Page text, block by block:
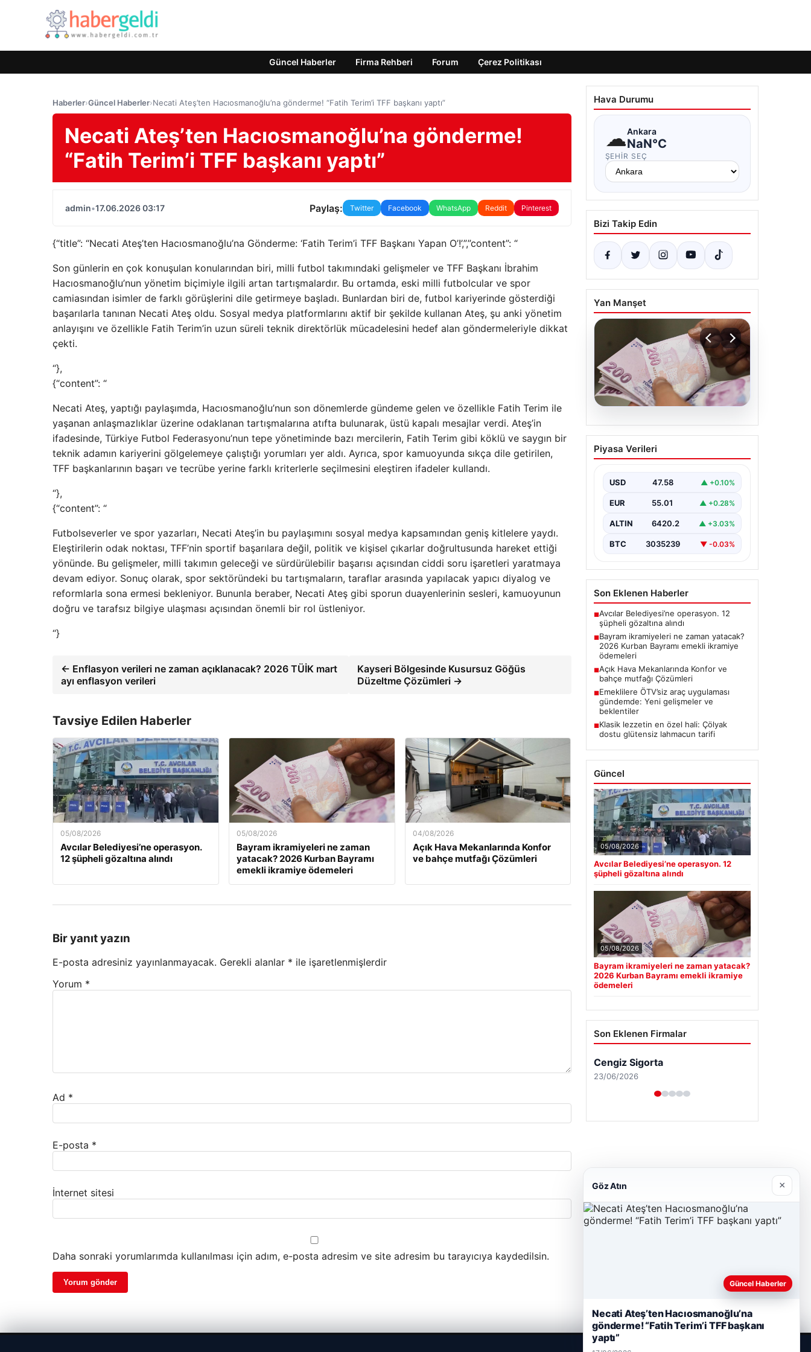
Güncel Haberler Firma Rehberi Forum Çerez Politikası
Haberler›Güncel Haberler›Necati Ateş’ten Hacıosmanoğlu’na gönderme! “Fatih Terim’i TFF başkanı yaptı”
Necati Ateş’ten Hacıosmanoğlu’na gönderme!
“Fatih Terim’i TFF başkanı yaptı”
admin•17.06.2026 03:17 Paylaş: Twitter Facebook WhatsApp Reddit Pinterest
{“title”: “Necati Ateş’ten Hacıosmanoğlu’na Gönderme: ‘Fatih Terim’i TFF Başkanı Yapan O’!’,”,”content”: “
Son günlerin en çok konuşulan konularından biri, milli futbol takımındaki gelişmeler ve TFF Başkanı İbrahim
Hacıosmanoğlu’nun yönetim biçimiyle ilgili artan tartışmalardır. Bu ortamda, eski milli futbolcular ve spor
camiasından isimler de farklı görüşlerini dile getirmeye başladı. Bunlardan biri de, futbol kariyerinde gösterdiği
başarılarla tanınan Necati Ateş oldu. Sosyal medya platformlarını aktif bir şekilde kullanan Ateş, şu anki yönetim
anlayışını ve özellikle Fatih Terim’in uzun süreli teknik direktörlük mücadelesini hedef alan göndermeleriyle dikkat
çekti.
“},
{“content”: “
Necati Ateş, yaptığı paylaşımda, Hacıosmanoğlu’nun son dönemlerde gündeme gelen ve özellikle Fatih Terim ile
yaşanan anlaşmazlıklar üzerine odaklanan tartışmalarına atıfta bulunarak, üstü kapalı mesajlar verdi. Ateş’in
ifadesinde, Türkiye Futbol Federasyonu’nun tepe yönetiminde bazı mercilerin, Fatih Terim gibi köklü ve saygın bir
teknik adamın kariyerini gölgelemeye çalıştığı yorumları yer aldı. Ayrıca, spor kamuoyunda sıkça dile getirilen,
TFF başkanlarının başarı ve tecrübe yerine farklı kriterlerle seçilmesini eleştiren ifadeler kullandı.
“},
{“content”: “
Futbolseverler ve spor yazarları, Necati Ateş’in bu paylaşımını sosyal medya kapsamından geniş kitlelere yaydı.
Eleştirilerin odak noktası, TFF’nin sportif başarılara değil, politik ve kişisel çıkarlar doğrultusunda hareket ettiği
yönünde. Bu gelişmeler, milli takımın geleceği ve sürdürülebilir başarısı açısından ciddi soru işaretleri yaratmaya
devam ediyor. Sonuç olarak, spor sektöründeki bu tartışmaların, taraflar arasında yapılacak yapıcı diyalog ve
reformlarla sona ermesi bekleniyor. Bununla beraber, Necati Ateş gibi sporun duayenlerinin sesleri, kamuoyunun
doğru ve tarafsız bilgiye ulaşması açısından önemli bir rol üstleniyor.
“}
← Enflasyon verileri ne zaman açıklanacak? 2026 TÜİK mart
ayı enflasyon verileri
Kayseri Bölgesinde Kusursuz Göğüs
Düzeltme Çözümleri →
Tavsiye Edilen Haberler
05/08/2026
Avcılar Belediyesi’ne operasyon.
12 şüpheli gözaltına alındı
05/08/2026
Bayram ikramiyeleri ne zaman
yatacak? 2026 Kurban Bayramı
emekli ikramiye ödemeleri
04/08/2026
Açık Hava Mekanlarında Konfor
ve bahçe mutfağı Çözümleri
Bir yanıt yazın
E-posta adresiniz yayınlanmayacak. Gerekli alanlar * ile işaretlenmişlerdir
Yorum *
Ad *
E-posta *
İnternet sitesi
Daha sonraki yorumlarımda kullanılması için adım, e-posta adresim ve site adresim bu tarayıcıya kaydedilsin.
Hava Durumu
☁Ankara
NaN°C
ŞEHIR SEÇ
Bizi Takip Edin
Yan Manşet
05.08.2026
Bayram ikramiyeleri ne
zaman yatacak? 2026
ikramiye ödemeleri
Piyasa Verileri
USD 47.58 ▲ +0.10%
EUR 55.01 ▲ +0.28%
ALTIN 6420.2 ▲ +3.03%
BTC 3035239 ▼ -0.03%
Son Eklenen Haberler
■Avcılar Belediyesi’ne operasyon. 12
şüpheli gözaltına alındı
■Bayram ikramiyeleri ne zaman yatacak?
2026 Kurban Bayramı emekli ikramiye
ödemeleri
■Açık Hava Mekanlarında Konfor ve
bahçe mutfağı Çözümleri
■Emeklilere ÖTV’siz araç uygulaması
gündemde: Yeni gelişmeler ve
beklentiler
■Klasik lezzetin en özel hali: Çölyak
dostu glütensiz lahmacun tarifi
Güncel
05/08/2026
Avcılar Belediyesi’ne operasyon. 12
şüpheli gözaltına alındı
05/08/2026
Bayram ikramiyeleri ne zaman yatacak?
2026 Kurban Bayramı emekli ikramiye
ödemeleri
Son Eklenen Firmalar
Hastaş Beton
Göz Atın ×
Güncel Haberler
Necati Ateş’ten Hacıosmanoğlu’na
gönderme! “Fatih Terim’i TFF başkanı
yaptı”